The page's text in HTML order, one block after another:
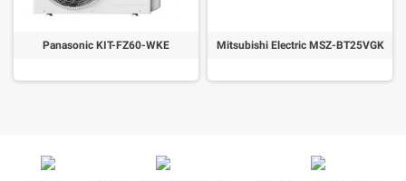
Panasonic KIT-FZ60-WKE Mitsubishi Electric MSZ-BT25VGK